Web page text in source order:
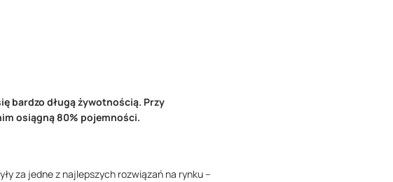
bardzo długą żywotnością. Przy
osiągną 80% pojemności.
za jedne z najlepszych rozwiązań na rynku –